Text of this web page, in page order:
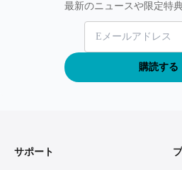
最新のニュースや限定特
購読する
サポート